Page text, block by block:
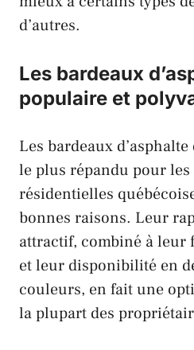
d’autres.
Les bardeaux
populaire et
Les bardeaux
le plus répandu pour
résidentielles
bonnes raisons. Leur
attractif, combiné à leur
et leur disponibilité en
couleurs, en fait une
la plupart des